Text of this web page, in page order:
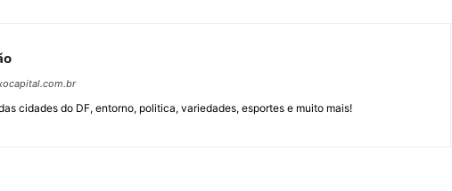
cidades do DF, entorno, politica, variedades, esportes e muito mais!